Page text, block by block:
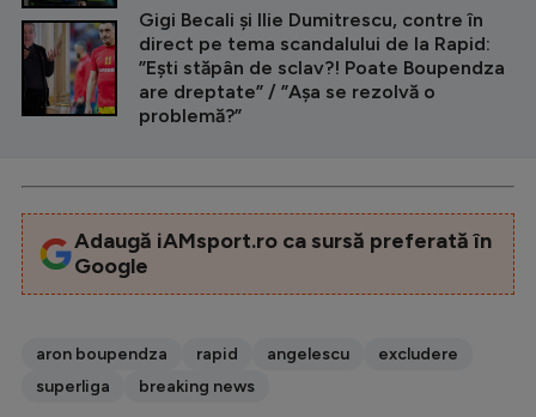
Gigi Becali și Ilie Dumitrescu, contre în
direct pe tema scandalului de la Rapid:
”Ești stăpân de sclav?! Poate Boupendza
are dreptate” / ”Așa se rezolvă o
problemă?”
Adaugă iAMsport.ro ca sursă preferată în
Google
aron boupendza rapid angelescu
excludere
superliga
breaking news